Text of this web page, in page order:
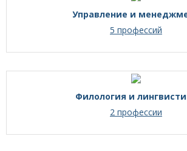
Управление и
5 профессий
Филология и
2 профессии